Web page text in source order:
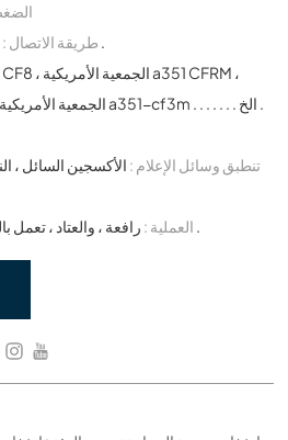
طريقة الاتصال : شفة ، المشبك ، العروة ، بو ، الخ .
الجمعية الأمريكية a351-cf3 ، الجمعية الأمريكية a351-cf3m . . . . . . . الخ .
تنطبق وسائل الإعلام : الأكسجين السائل ،
العملية : رافعة ، والعتاد ، تعمل بالهواء المضغوط ، الكهربائية ، الخ .